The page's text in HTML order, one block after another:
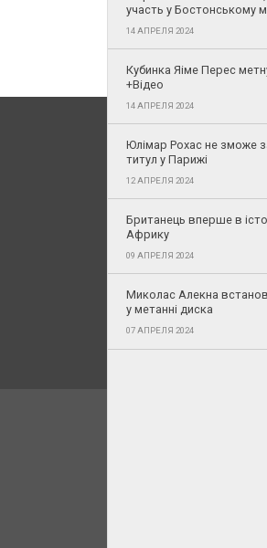
участь у Бостонському
14 АПРЕЛЯ 2024
Кубинка Яіме Перес
+Відео
14 АПРЕЛЯ 2024
Юлімар Рохас не зможе
титул у Парижі
12 АПРЕЛЯ 2024
Британець вперше в
Африку
09 АПРЕЛЯ 2024
Миколас Алекна
у метанні диска
07 АПРЕЛЯ 2024